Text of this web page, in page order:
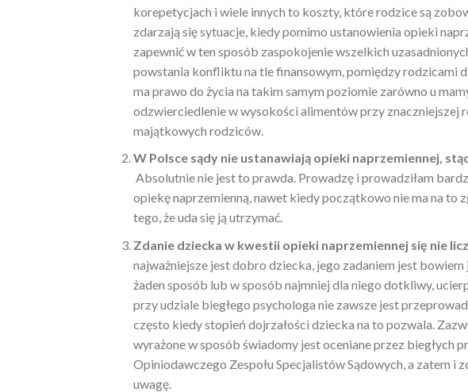
korepetycjach i wiele innych to koszty, które rodzice są
zdarzają się sytuacje, kiedy pomimo ustanowienia opieki
zapewnić w ten sposób zaspokojenie wszelkich
powstania konfliktu na tle finansowym, pomiędzy rodzicami
ma prawo do życia na takim samym poziomie zarówno u
odzwierciedlenie w wysokości alimentów przy znaczniejszej
majątkowych rodziców.
W Polsce sądy nie ustanawiają opieki naprzemiennej,
Absolutnie nie jest to prawda. Prowadzę i prowadziłam
opiekę naprzemienną, nawet kiedy początkowo nie ma na to
tego, że uda się ją utrzymać.
Zdanie dziecka w kwestii opieki naprzemiennej się nie
najważniejsze jest dobro dziecka, jego zadaniem jest
żaden sposób lub w sposób najmniej dla niego dotkliwy,
przy udziale biegłego psychologa nie zawsze jest
często kiedy stopień dojrzałości dziecka na to pozwala.
wyrażone w sposób świadomy jest oceniane przez biegłych
Opiniodawczego Zespołu Specjalistów Sądowych, a zatem i
uwagę.